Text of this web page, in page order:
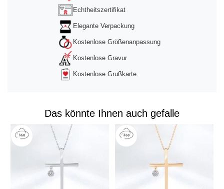
Echtheitszertifikat
Elegante Verpackung
Kostenlose Größenanpassung
Kostenlose Gravur
Kostenlose Grußkarte
Das könnte Ihnen auch gefalle